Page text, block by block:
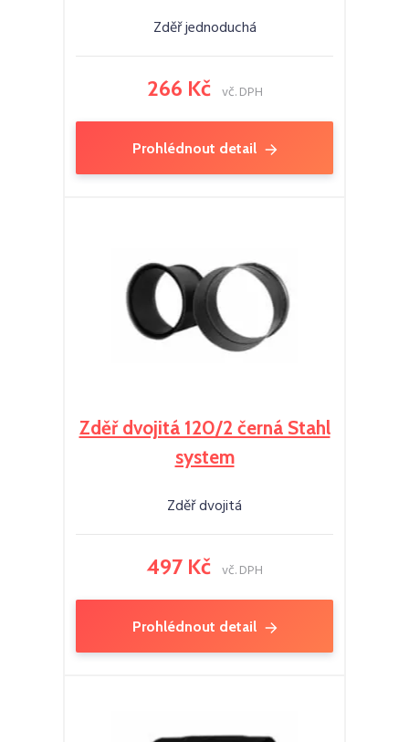
Zděř jednoduchá
266 Kč vč. DPH
Prohlédnout detail
Zděř dvojitá 120/2 černá Stahl
system
Zděř dvojitá
497 Kč vč. DPH
Prohlédnout detail